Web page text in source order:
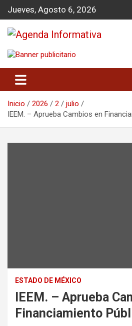
a
c
Jueves, Agosto 6, 2026
Agenda
Inicio 2026 2
julio
IEEM. – Aprueba Cambios en
ESTADO DE MÉXICO
IEEM. – Aprueba
Financiamiento